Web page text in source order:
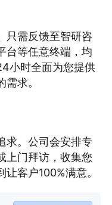
只需反馈至智研咨
台等任意终端，均
小时全面为您提供
求。
求。公司会安排专
上门拜访，收集您
客户100%满意。